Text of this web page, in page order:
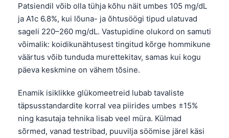
Patsiendil võib olla tühja kõhu näit umbes 105 mg/dL
ja A1c 6.8%, kui lõuna- ja õhtusöögi tipud ulatuvad
sageli 220–260 mg/dL. Vastupidine olukord on samuti
võimalik: koidikunähtusest tingitud kõrge hommikune
väärtus võib tunduda murettekitav, samas kui kogu
päeva keskmine on vähem tõsine.
Enamik isiklikke glükomeetreid lubab tavaliste
täpsusstandardite korral vea piirides umbes ±15%
ning kasutaja tehnika lisab veel müra. Külmad
sõrmed, vanad testribad, puuvilja söömise järel käsi